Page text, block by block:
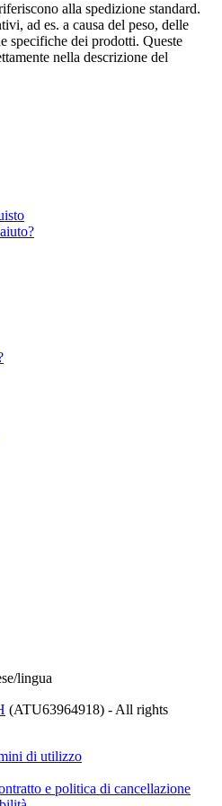
alla spedizione standard.
ad es. a causa del peso, delle
specifiche dei prodotti. Queste
nella descrizione del
lingua
(ATU63964918) - All rights
di utilizzo
e politica di cancellazione